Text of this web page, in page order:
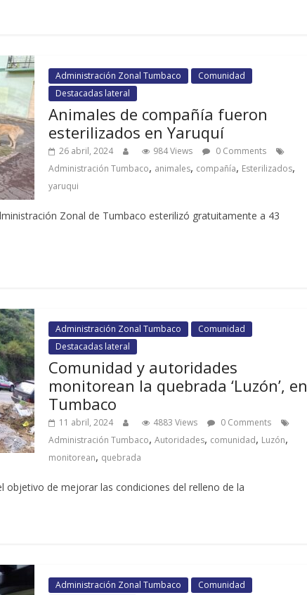
Administración Zonal Tumbaco
Comunidad
Destacadas lateral
Animales de compañía fueron
esterilizados en Yaruquí
26 abril, 2024 984 Views
0 Comments
Administración Tumbaco, animales, compañía, Esterilizados,
yaruqui
Zonal de Tumbaco esterilizó gratuitamente a 43
Administración Zonal Tumbaco
Comunidad
Destacadas lateral
Comunidad y autoridades
monitorean la quebrada ‘Luzón’, en
Tumbaco
11 abril, 2024 4883 Views
0 Comments
Administración Tumbaco, Autoridades, comunidad, Luzón,
monitorean, quebrada
objetivo de mejorar las condiciones del relleno de la
Administración Zonal Tumbaco
Comunidad